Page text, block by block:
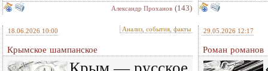
Александр Проханов (143)
18.06.2026 10:00 Анализ, события, факты
Крымское шампанское
29.05.2026 12:17
Роман романов